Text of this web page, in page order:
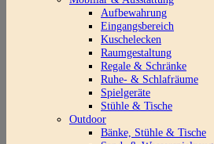
Aufbewahrung
Eingangsbereich
Kuschelecken
Raumgestaltung
Regale & Schränke
Ruhe- & Schlafräume
Spielgeräte
Stühle & Tische
Outdoor
Bänke, Stühle & Tische